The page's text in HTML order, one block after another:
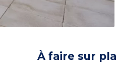
À faire sur